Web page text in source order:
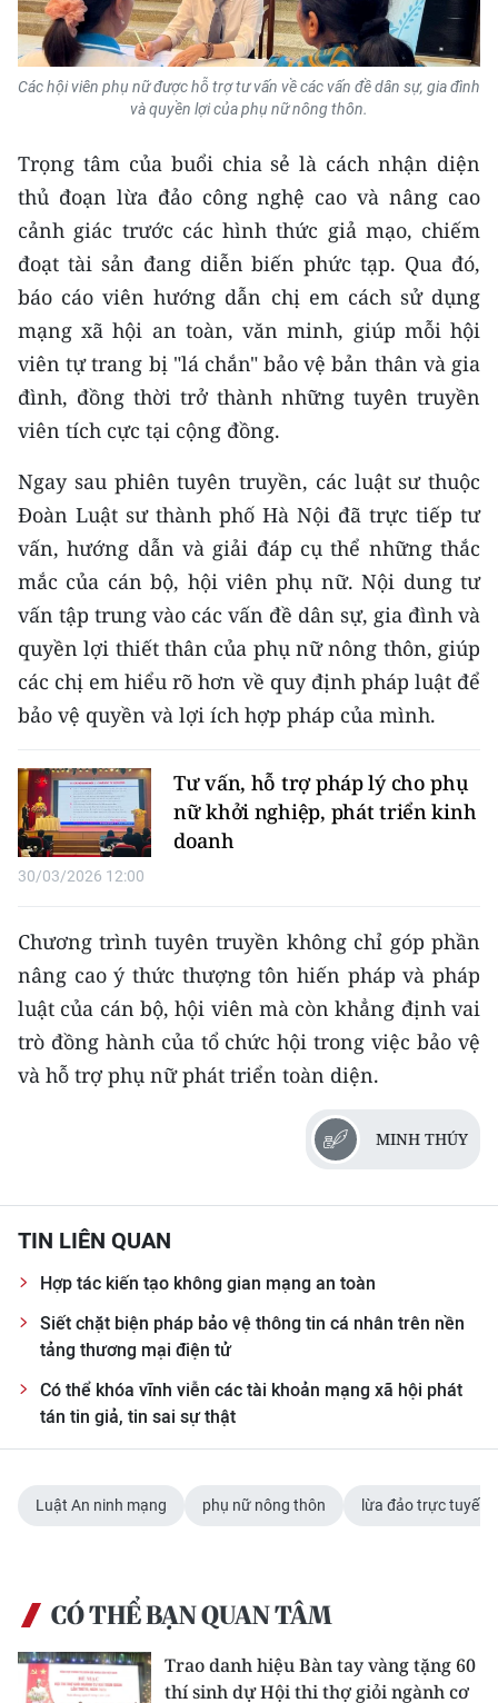
Media Khoa học - Công nghệ
Media Môi trường
Infographic
TIN MỚI
TIN ĐỊA PHƯƠNG
Trung du và miền núi phía Bắc
Đồng bằng sông Hồng
Bắc Trung Bộ
Duyên hải Nam Trung Bộ và Tây
Nguyên
Đông Nam Bộ
Đồng bằng sông Cửu Long
Chuyên trang Hà Nội
Chuyên trang TP. Hồ Chí Minh
CÁC CHUYÊN TRANG
VỀ BÁO NHÂN DÂN
THỜI NAY
NHÂN DÂN CUỐI TUẦN
NHÂN DÂN HẰNG THÁNG
MUA BÁO
中文
FRANÇAIS
РУССКИЙ
ESPAÑOL
Các hội viên phụ nữ được hỗ trợ tư vấn về các vấn đề dân sự, gia đình
và quyền lợi của phụ nữ nông thôn.
Trọng tâm của buổi chia sẻ là cách nhận diện
thủ đoạn lừa đảo công nghệ cao và nâng cao
cảnh giác trước các hình thức giả mạo, chiếm
đoạt tài sản đang diễn biến phức tạp. Qua đó,
báo cáo viên hướng dẫn chị em cách sử dụng
mạng xã hội an toàn, văn minh, giúp mỗi hội
viên tự trang bị "lá chắn" bảo vệ bản thân và gia
đình, đồng thời trở thành những tuyên truyền
viên tích cực tại cộng đồng.
Ngay sau phiên tuyên truyền, các luật sư thuộc
Đoàn Luật sư thành phố Hà Nội đã trực tiếp tư
vấn, hướng dẫn và giải đáp cụ thể những thắc
mắc của cán bộ, hội viên phụ nữ. Nội dung tư
vấn tập trung vào các vấn đề dân sự, gia đình và
quyền lợi thiết thân của phụ nữ nông thôn, giúp
các chị em hiểu rõ hơn về quy định pháp luật để
bảo vệ quyền và lợi ích hợp pháp của mình.
Tư vấn, hỗ trợ pháp lý cho phụ
nữ khởi nghiệp, phát triển kinh
doanh
30/03/2026 12:00
Chương trình tuyên truyền không chỉ góp phần
nâng cao ý thức thượng tôn hiến pháp và pháp
luật của cán bộ, hội viên mà còn khẳng định vai
trò đồng hành của tổ chức hội trong việc bảo vệ
và hỗ trợ phụ nữ phát triển toàn diện.
MINH THÚY
TIN LIÊN QUAN
Hợp tác kiến tạo không gian mạng an toàn
Siết chặt biện pháp bảo vệ thông tin cá nhân trên nền
tảng thương mại điện tử
Có thể khóa vĩnh viễn các tài khoản mạng xã hội phát
tán tin giả, tin sai sự thật
Luật An ninh mạng phụ nữ nông thôn lừa đảo trực tuyến
CÓ THỂ BẠN QUAN TÂM
Trao danh hiệu Bàn tay vàng tặng 60
thí sinh dự Hội thi thợ giỏi ngành cơ